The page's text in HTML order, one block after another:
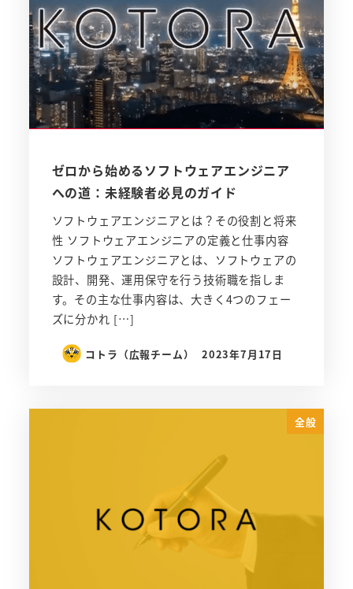
ゼロから始めるソフトウェアエンジニア
への道：未経験者必見のガイド
ソフトウェアエンジニアとは？その役割と将来
性 ソフトウェアエンジニアの定義と仕事内容
ソフトウェアエンジニアとは、ソフトウェアの
設計、開発、運用保守を行う技術職を指しま
す。その主な仕事内容は、大きく4つのフェー
ズに分かれ […]
コトラ（広報チーム） 2023年7月17日
全般